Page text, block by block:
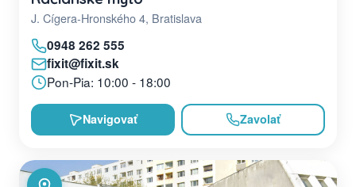
J. Cígera-Hronského 4, Bratislava
0948 262 555
fixit@fixit.sk
Pon-Pia: 10:00 - 18:00
Navigovať Zavolať